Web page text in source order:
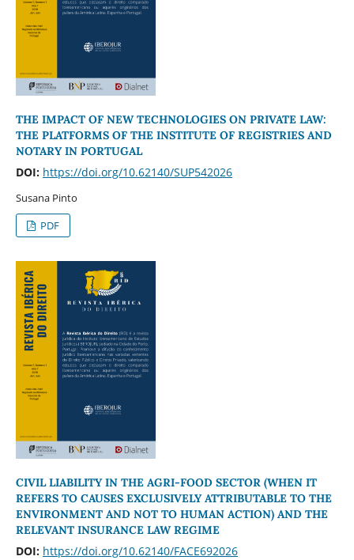
THE IMPACT OF NEW TECHNOLOGIES ON PRIVATE LAW:
THE PLATFORMS OF THE INSTITUTE OF REGISTRIES AND
NOTARY IN PORTUGAL
DOI: https://doi.org/10.62140/SUP542026
Susana Pinto
PDF
CIVIL LIABILITY IN THE AGRI-FOOD SECTOR (WHEN IT
REFERS TO CAUSES EXCLUSIVELY ATTRIBUTABLE TO THE
ENVIRONMENT AND NOT TO HUMAN ACTION) AND THE
RELEVANT INSURANCE LAW REGIME
DOI: https://doi.org/10.62140/FACE692026